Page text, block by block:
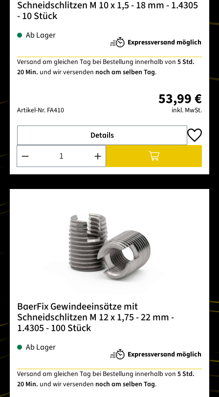
Schneidschlitzen M 10 x 1,5 - 18 mm - 1.4305
- 10 Stück
Ab Lager
Expressversand möglich
Versand am gleichen Tag bei Bestellung innerhalb von 5 Std.
20 Min. und wir versenden noch am selben Tag.
Artikel-Nr. FA410
53,99 €
inkl. MwSt.
Details
Produkt Anzahl: Gib den gewünschten Wert ein oder
BaerFix Gewindeeinsätze mit
Schneidschlitzen M 12 x 1,75 - 22 mm -
1.4305 - 100 Stück
Ab Lager
Expressversand möglich
Versand am gleichen Tag bei Bestellung innerhalb von 5 Std.
20 Min. und wir versenden noch am selben Tag.